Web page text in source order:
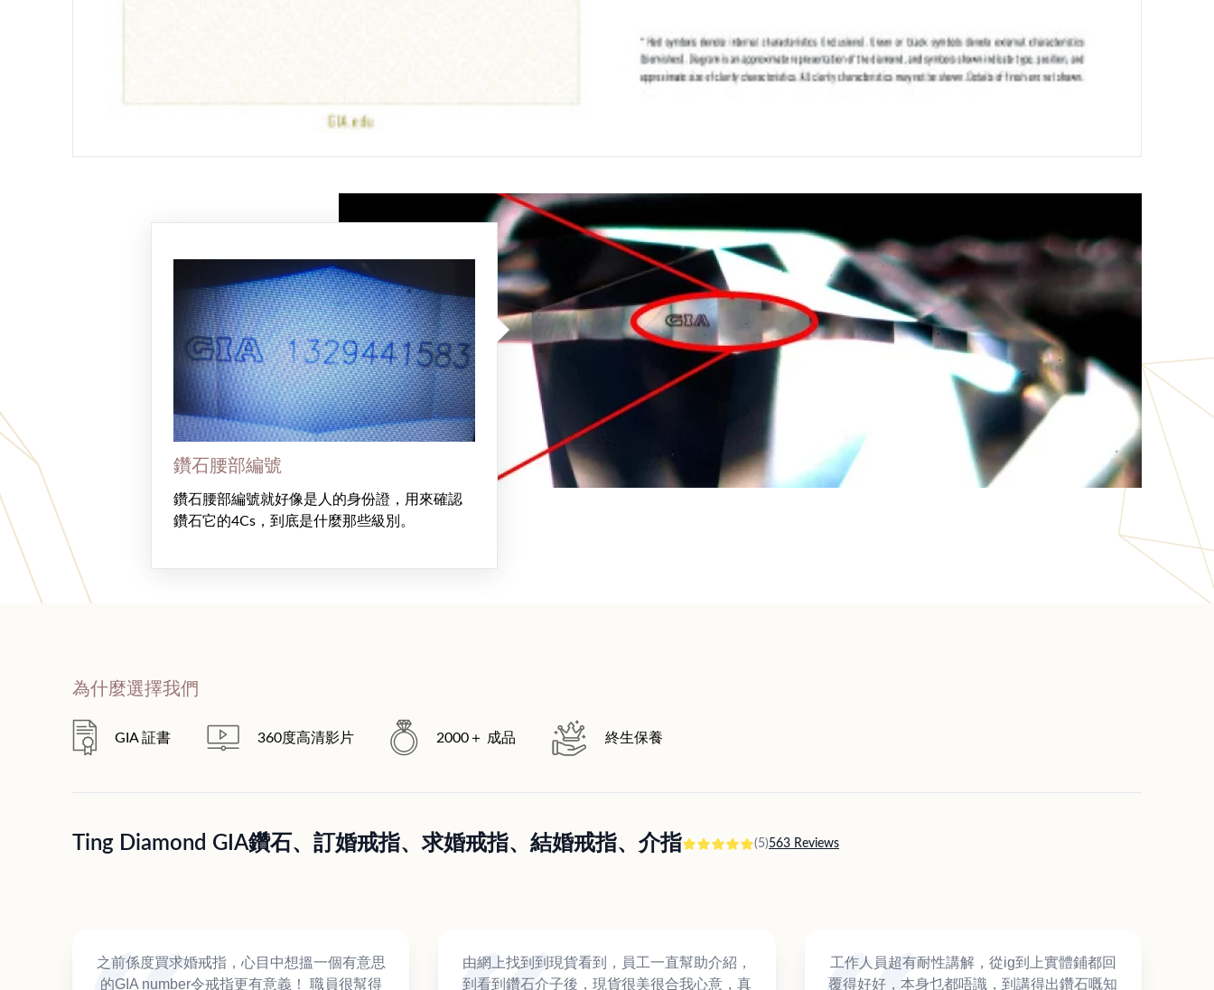
鑽石腰部編號
鑽石腰部編號就好像是人的身份證，用來確認
鑽石它的4Cs，到底是什麼那些級別。
為什麼選擇我們
GIA 証書 360度高清影片 2000＋ 成品 終生保養
Ting Diamond GIA鑽石、訂婚戒指、求婚戒指、結婚戒指、介指 (5)563 Reviews
之前係度買求婚戒指，心目中想搵一個有意思
的GIA number令戒指更有意義！ 職員很幫得
由網上找到到現貨看到，員工一直幫助介紹，
到看到鑽石介子後，現貨很美很合我心意，真
工作人員超有耐性講解，從ig到上實體鋪都回
覆得好好，本身乜都唔識，到講得出鑽石嘅知